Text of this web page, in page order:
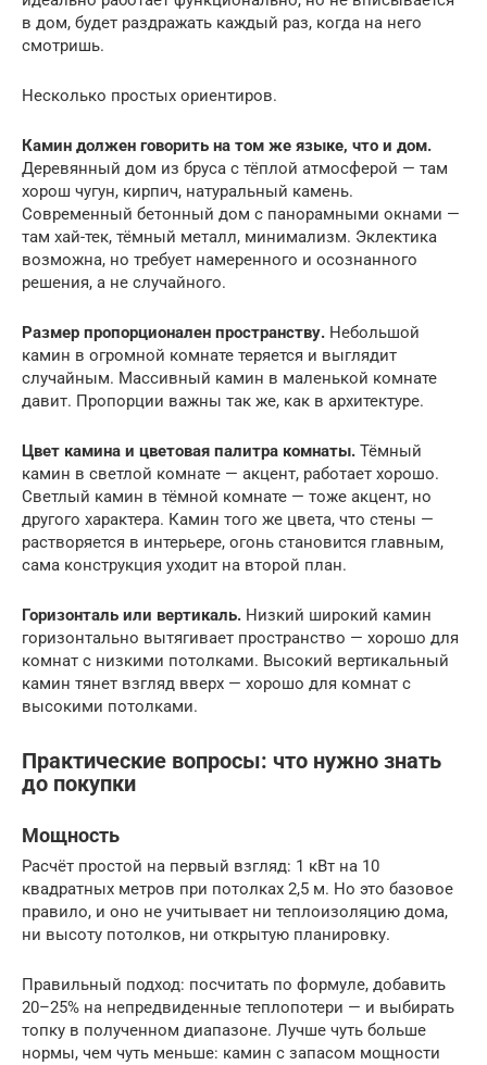
в дом, будет раздражать каждый раз, когда на него
смотришь.
Несколько простых ориентиров.
Камин должен говорить на том же языке, что и дом.
Деревянный дом из бруса с тёплой атмосферой — там
хорош чугун, кирпич, натуральный камень.
Современный бетонный дом с панорамными окнами —
там хай-тек, тёмный металл, минимализм. Эклектика
возможна, но требует намеренного и осознанного
решения, а не случайного.
Размер пропорционален пространству. Небольшой
камин в огромной комнате теряется и выглядит
случайным. Массивный камин в маленькой комнате
давит. Пропорции важны так же, как в архитектуре.
Цвет камина и цветовая палитра комнаты. Тёмный
камин в светлой комнате — акцент, работает хорошо.
Светлый камин в тёмной комнате — тоже акцент, но
другого характера. Камин того же цвета, что стены —
растворяется в интерьере, огонь становится главным,
сама конструкция уходит на второй план.
Горизонталь или вертикаль. Низкий широкий камин
горизонтально вытягивает пространство — хорошо для
комнат с низкими потолками. Высокий вертикальный
камин тянет взгляд вверх — хорошо для комнат с
высокими потолками.
Практические вопросы: что нужно знать
до покупки
Мощность
Расчёт простой на первый взгляд: 1 кВт на 10
квадратных метров при потолках 2,5 м. Но это базовое
правило, и оно не учитывает ни теплоизоляцию дома,
ни высоту потолков, ни открытую планировку.
Правильный подход: посчитать по формуле, добавить
20–25% на непредвиденные теплопотери — и выбирать
топку в полученном диапазоне. Лучше чуть больше
нормы, чем чуть меньше: камин с запасом мощности